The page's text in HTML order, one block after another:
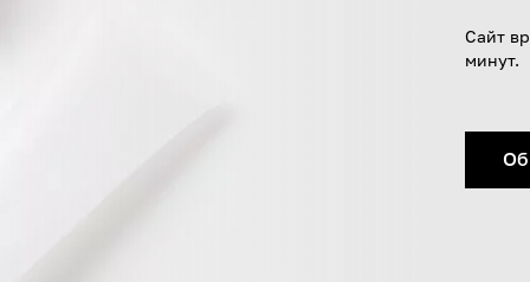
Сайт
минут.